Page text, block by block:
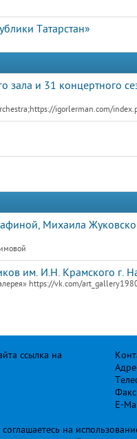
Татарстан»
зала и 31 концертного
igorlerman.com/
Михаила
им. И.Н. Крамского г.
https://vk.com/
ссылка на
E-
на